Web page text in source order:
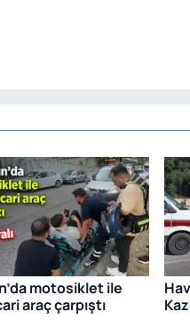
motosiklet ile
araç çarpıştı